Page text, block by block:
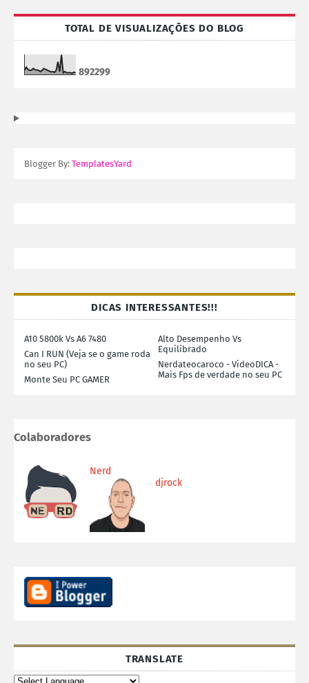
TOTAL DE VISUALIZAÇÕES DO BLOG
892299
Blogger By: TemplatesYard
DICAS INTERESSANTES!!!
A10 5800k Vs A6 7480
Alto Desempenho Vs
Equilibrado
Can I RUN (Veja se o game roda
no seu PC)
Nerdateocaroco - VideoDICA -
Mais Fps de verdade no seu PC
Monte Seu PC GAMER
Colaboradores
Nerd
djrock
TRANSLATE